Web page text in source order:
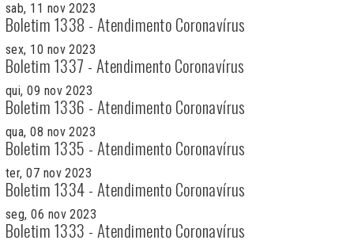
sab, 11 nov 2023
Boletim 1338 - Atendimento Coronavírus
sex, 10 nov 2023
Boletim 1337 - Atendimento Coronavírus
qui, 09 nov 2023
Boletim 1336 - Atendimento Coronavírus
qua, 08 nov 2023
Boletim 1335 - Atendimento Coronavírus
ter, 07 nov 2023
Boletim 1334 - Atendimento Coronavírus
seg, 06 nov 2023
Boletim 1333 - Atendimento Coronavírus